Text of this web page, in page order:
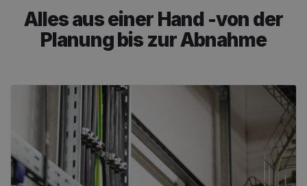
Alles aus einer Hand -von der
Planung bis zur Abnahme